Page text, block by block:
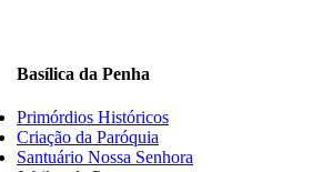
Basílica da Penha
Primórdios Históricos
Criação da Paróquia
Santuário Nossa Senhora